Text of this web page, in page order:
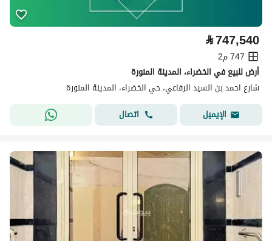
⃁747,540
747 م2
أرض للبيع في الخضراء، المدينة المنورة
شارع احمد بن السيد الرفاعي، حي الخضراء، المدينة المنورة
الإيميل
اتصال